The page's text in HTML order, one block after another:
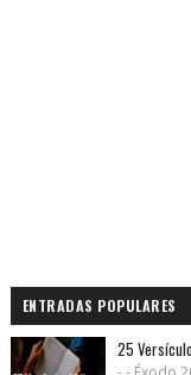
ENTRADAS POPULARES
25